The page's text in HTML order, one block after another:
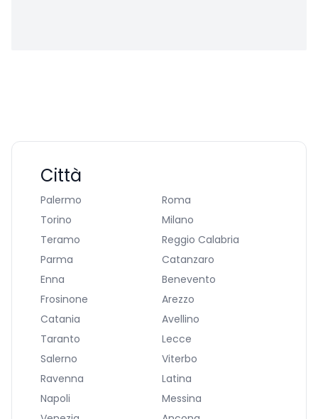
Città
Palermo
Roma
Torino
Milano
Teramo
Reggio Calabria
Parma
Catanzaro
Enna
Benevento
Frosinone
Arezzo
Catania
Avellino
Taranto
Lecce
Salerno
Viterbo
Ravenna
Latina
Napoli
Messina